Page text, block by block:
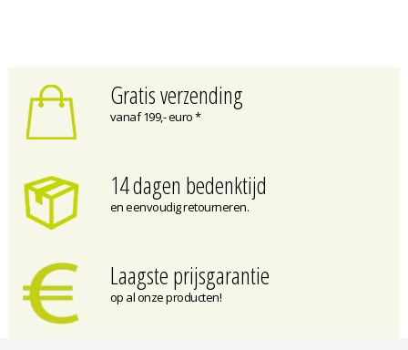
Gratis verzending
vanaf 199,- euro *
14 dagen bedenktijd
en eenvoudig retourneren.
Laagste prijsgarantie
op al onze producten!